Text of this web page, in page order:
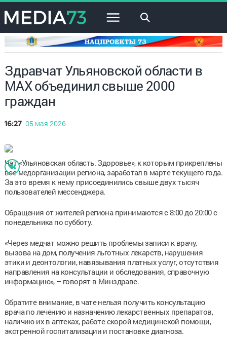
×
Здравчат Ульяновской области в
МАХ объединил свыше 2000
граждан
16:27 05 мая 2026
Чат «Ульяновская область. Здоровье», к которым прикреплены
все медорганизации региона, заработал в марте текущего года.
За это время к нему присоединились свыше двух тысяч
пользователей мессенджера.
Обращения от жителей региона принимаются с 8:00 до 20:00 с
понедельника по субботу.
«Через медчат можно решить проблемы записи к врачу,
вызова на дом, получения льготных лекарств, нарушения
этики и деонтологии, навязывания платных услуг, отсутствия
направления на консультации и обследования, справочную
информацию», – говорят в Минздраве.
Обратите внимание, в чате нельзя получить консультацию
врача по лечению и назначению лекарственных препаратов,
наличию их в аптеках, работе скорой медицинской помощи,
экстренной госпитализации и постановке диагноза.